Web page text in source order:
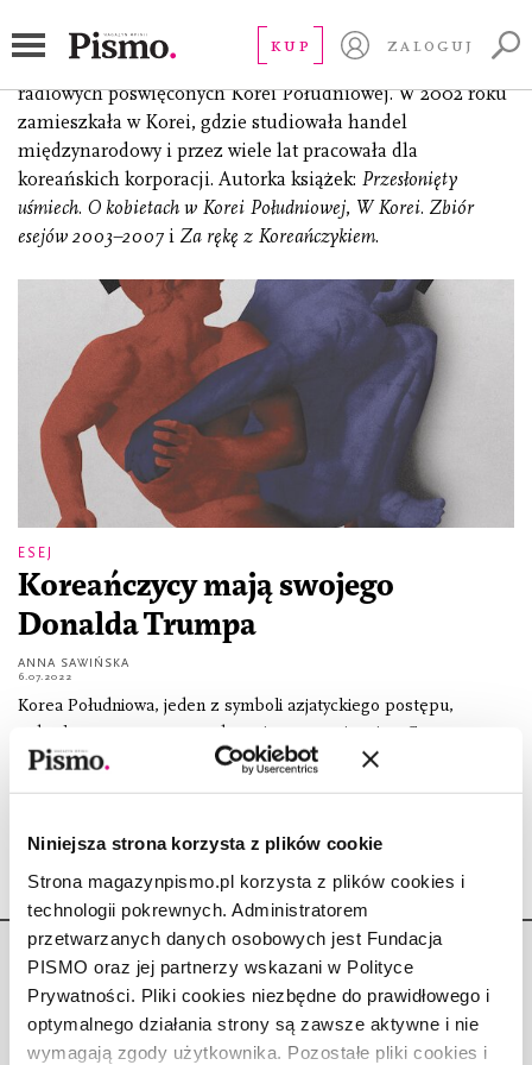
Niniejsza strona korzysta z plików cookie
Strona magazynpismo.pl korzysta z plików cookies i
technologii pokrewnych. Administratorem
przetwarzanych danych osobowych jest Fundacja
PISMO oraz jej partnerzy wskazani w Polityce
Prywatności. Pliki cookies niezbędne do prawidłowego i
optymalnego działania strony są zawsze aktywne i nie
wymagają zgody użytkownika. Pozostałe pliki cookies i
KUP ZALOGUJ
(ur. 1978), autorka książek, bloga, podcastów i audycji
radiowych poświęconych Korei Południowej. W 2002 roku
zamieszkała w Korei, gdzie studiowała handel
międzynarodowy i przez wiele lat pracowała dla
koreańskich korporacji. Autorka książek: Przesłonięty
uśmiech. O kobietach w Korei Południowej, W Korei. Zbiór
esejów 2003–2007 i Za rękę z Koreańczykiem.
ESEJ
Koreańczycy mają swojego
Donalda Trumpa
ANNA SAWIŃSKA
6.07.2022
Korea Południowa, jeden z symboli azjatyckiego postępu,
wybrała w marcu na prezydenta jawnego mizogina. Co gorsza, to
właśnie antykobieca retoryka przechyliła szalę zwycięstwa na
Copyright © Fundacja Pismo